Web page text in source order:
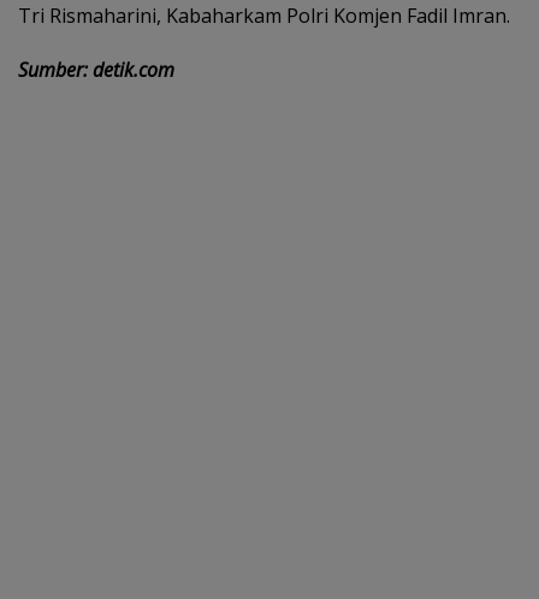
Tri Rismaharini, Kabaharkam Polri Komjen Fadil Imran.
Sumber: detik.com